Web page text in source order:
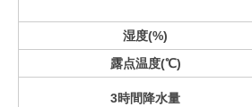
湿度(%)
露点温度(℃)
3時間降水量